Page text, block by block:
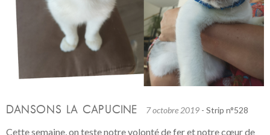
DANSONS LA CAPUCINE 7 octobre 2019 - Strip n°528
Cette semaine, on teste notre volonté de fer et notre cœur de